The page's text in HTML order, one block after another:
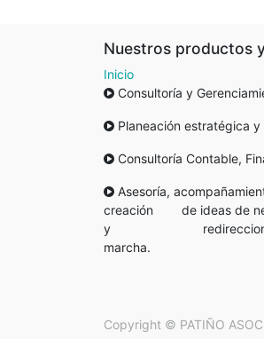
Nuestros productos
Inicio
Consultoría y
Planeación estratégica
Consultoría Contable,
Asesoría,
creación de ideas de
y
marcha.
Copyright © PATIÑO